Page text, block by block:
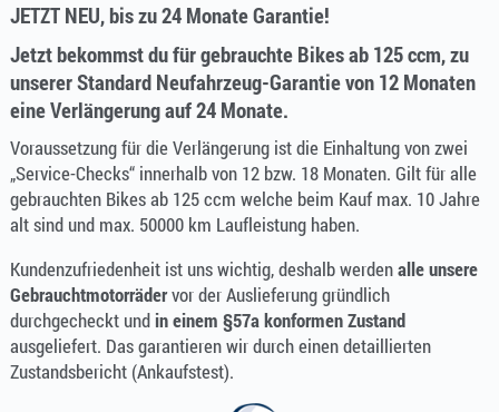
JETZT NEU, bis zu 24 Monate Garantie!
Jetzt bekommst du für gebrauchte Bikes ab 125 ccm, zu
unserer Standard Neufahrzeug-Garantie von 12 Monaten
eine Verlängerung auf 24 Monate.
Voraussetzung für die Verlängerung ist die Einhaltung von zwei
„Service-Checks“ innerhalb von 12 bzw. 18 Monaten. Gilt für alle
gebrauchten Bikes ab 125 ccm welche beim Kauf max. 10 Jahre
alt sind und max. 50000 km Laufleistung haben.
Kundenzufriedenheit ist uns wichtig, deshalb werdenalle unsere
Gebrauchtmotorrädervor der Auslieferung gründlich
durchgecheckt und in einem §57a konformen Zustand
ausgeliefert. Das garantieren wir durch einen detaillierten
Zustandsbericht (Ankaufstest).